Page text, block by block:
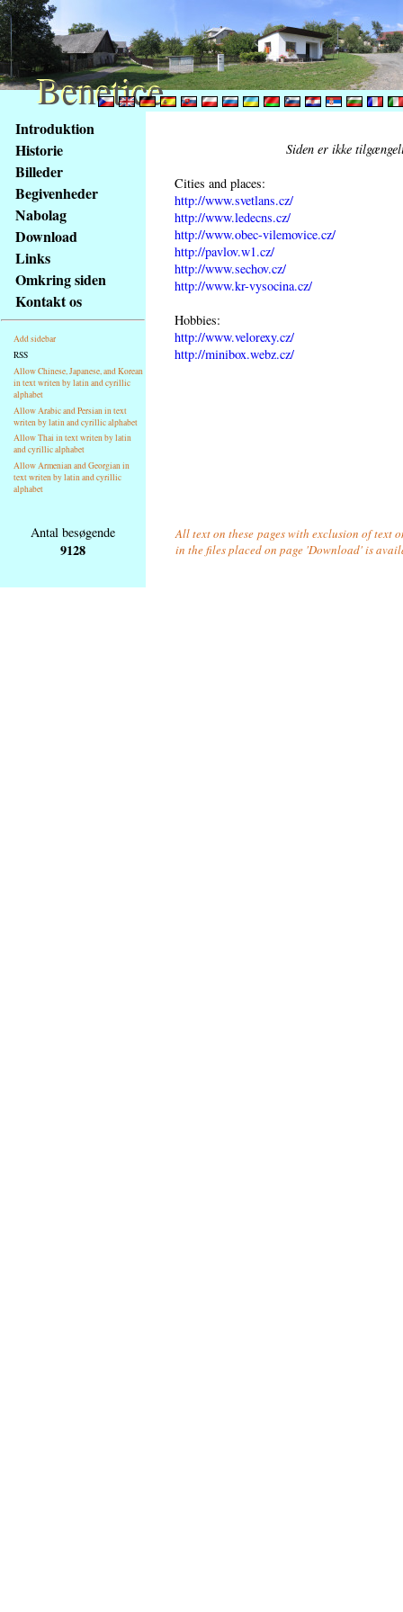
obsah
stránky
Klávesové
zkratky
tomto
webu
základní
Hlavní
strana
Introduktion
Historie
Billeder
Begivenheder
Nabolag
Download
Links
Omkring siden
Kontakt os
Add sidebar
RSS
Allow Chinese, Japanese, and Korean
in text writen by latin and cyrillic
alphabet
Allow Arabic and Persian in text
writen by latin and cyrillic alphabet
Allow Thai in text writen by latin
and cyrillic alphabet
Allow Armenian and Georgian in
text writen by latin and cyrillic
alphabet
Siden er ikke
Cities and places:
http://www.svetlans.cz/
http://www.ledecns.cz/
http://www.obec-vilemovice.cz/
http://pavlov.w1.cz/
http://www.sechov.cz/
http://www.kr-vysocina.cz/
Hobbies:
http://www.velorexy.cz/
http://minibox.webz.cz/
Antal besøgende
9128
All text on these pages with exclusion of text
in the files placed on page 'Download' is
Benetice
Benetice